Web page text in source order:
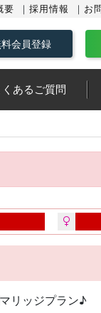
要 採用情報 お
会員登録
あるご質問
リッジプラン♪